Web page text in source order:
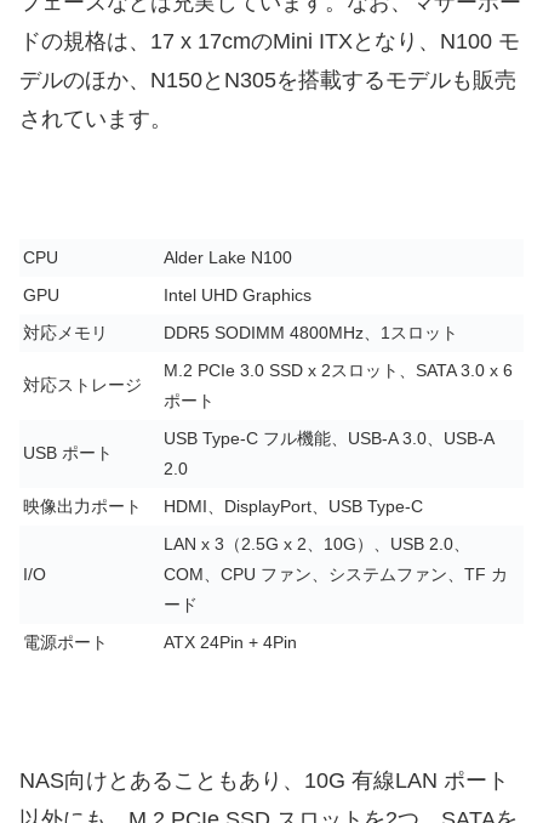
ドの規格は、17 x 17cmのMini ITXとなり、N100 モ
デルのほか、N150とN305を搭載するモデルも販売
されています。
CPU
Alder Lake N100
GPU
Intel UHD Graphics
対応メモリ
DDR5 SODIMM 4800MHz、1スロット
対応ストレージ
M.2 PCIe 3.0 SSD x 2スロット、SATA 3.0 x 6
ポート
USB ポート
USB Type-C フル機能、USB-A 3.0、USB-A
2.0
映像出力ポート
HDMI、DisplayPort、USB Type-C
I/O
LAN x 3（2.5G x 2、10G）、USB 2.0、
COM、CPU ファン、システムファン、TF カ
ード
電源ポート
ATX 24Pin + 4Pin
NAS向けとあることもあり、10G 有線LAN ポート